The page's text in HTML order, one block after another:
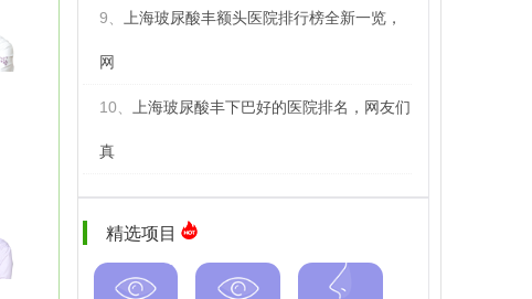
9、 上海玻尿酸丰额头医院排行榜全新一览，
网
10、 上海玻尿酸丰下巴好的医院排名，网友们
真
精选项目